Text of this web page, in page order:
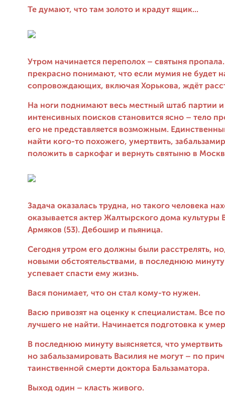
Те думают, что там золото и крадут ящик...
Утром начинается переполох – святыня
прекрасно понимают, что если мумия не будет
сопровождающих, включая Хорькова, ждёт
На ноги поднимают весь местный штаб партии
интенсивных поисков становится ясно – тело
его не представляется возможным.
найти кого-то похожего, умертвить,
положить в саркофаг и вернуть святыню в
Задача оказалась трудна, но такого человека
оказывается актер Жалтырского дома культуры
Армяков (53). Дебошир и пьяница.
Сегодня утром его должны были расстрелять,
новыми обстоятельствами, в последнюю
успевает спасти ему жизнь.
Вася понимает, что он стал кому-то нужен.
Васю привозят на оценку к специалистам. Все
лучшего не найти. Начинается подготовка к
В последнюю минуту выясняется, что
но забальзамировать Василия не могут – по
таинственной смерти доктора Бальзаматора.
Выход один – класть живого.